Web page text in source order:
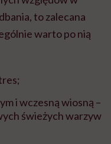
to zalecana
warto po nią
i wczesną wiosną –
świeżych warzyw